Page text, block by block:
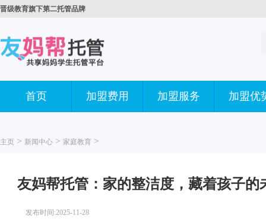
晋级教育旗下第二托管品牌
首页 加盟费用 加盟服务 加盟优
主页 > 新闻中心 > 家庭教育 >
友妈帮托管：家的整洁度，藏着孩子
发布时间:2025-11-28